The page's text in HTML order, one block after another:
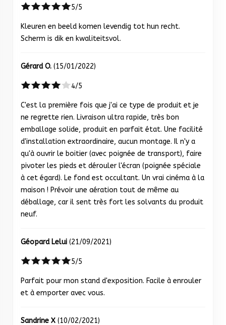
5/5
Kleuren en beeld komen levendig tot hun recht.
Scherm is dik en kwaliteitsvol.
Gérard O. (15/01/2022)
4/5
C'est la première fois que j'ai ce type de produit et je
ne regrette rien. Livraison ultra rapide, très bon
emballage solide, produit en parfait état. Une facilité
d'installation extraordinaire, aucun montage. Il n'y a
qu'à ouvrir le boitier (avec poignée de transport), faire
pivoter les pieds et dérouler l'écran (poignée spéciale
à cet égard). Le fond est occultant. Un vrai cinéma à la
maison ! Prévoir une aération tout de même au
déballage, car il sent très fort les solvants du produit
neuf.
Géopard Lelui (21/09/2021)
5/5
Parfait pour mon stand d'exposition. Facile à enrouler
et à emporter avec vous.
Sandrine X (10/02/2021)